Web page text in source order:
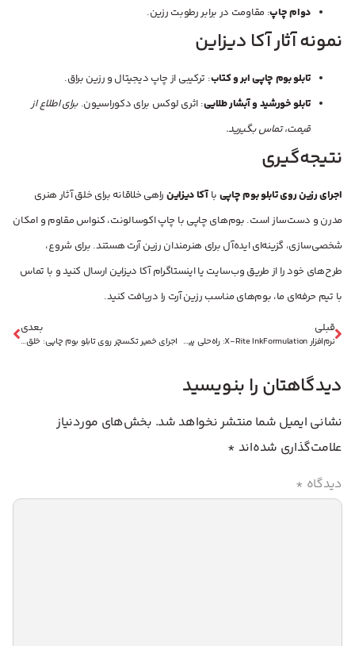
دوام چاپ: مقاومت در برابر رطوبت رزین.
نمونه آثار آکا دیزاین
تابلو بوم چاپی ابر و کتاب: ترکیبی از چاپ دیجیتال و رزین براق.
تابلو خورشید و آبشار طلایی: اثری لوکس برای دکوراسیون.برای اطلاع از
قیمت، تماس بگیرید.
نتیجه‌گیری
اجرای رزین روی تابلو بوم چاپی باآکا دیزاین راهی خلاقانه برای خلق آثار هنری
مدرن و دست‌ساز است. بوم‌های چاپی با چاپ اکوسالونت، کنواس مقاوم و امکان
شخصی‌سازی، گزینه‌ای ایده‌آل برای هنرمندان رزین آرت هستند. برای شروع،
طرح‌های خود را از طریق وب‌سایت یا اینستاگرام آکا دیزاین ارسال کنید و با تماس
با تیم حرفه‌ای ما، بوم‌های مناسب رزین آرت را دریافت کنید.
قبلی
نرم‌افزار X-Rite InkFormulation: راه‌حلی پیشرفته برای فرمولاسیون جوهر در چاپ
بعدی
اجرای خمیر تکسچر روی تابلو بوم چاپی: خلق آثار هنری برجسته با آکا دیزاین
دیدگاهتان را بنویسید
نشانی ایمیل شما منتشر نخواهد شد. بخش‌های موردنیاز
علامت‌گذاری شده‌اند *
دیدگاه *